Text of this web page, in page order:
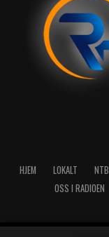
HJEM LOKALT NTB
OSS I RADIOEN